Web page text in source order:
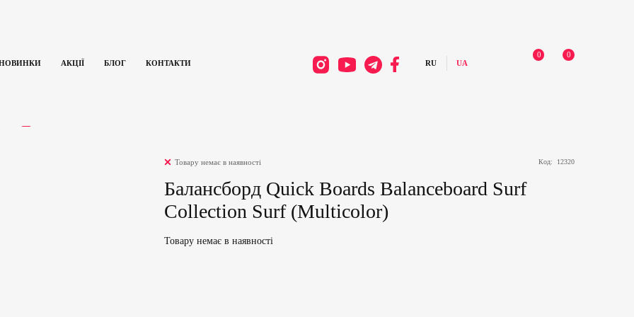
АКЦІЇ БЛОГ КОНТАКТИ
0 0
Товару немає в наявності Код: 12320
Балансборд Quick Boards Balanceboard Surf
Collection Surf (Multicolor)
Товару немає в наявності